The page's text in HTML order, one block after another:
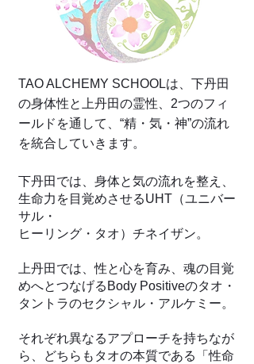
TAO ALCHEMY SCHOOLは、下丹田
の身体性と上丹田の霊性、2つのフィ
ールドを通して、“精・気・神”の流れ
を統合していきます。
下丹田では、身体と気の流れを整え、
生命力を目覚めさせるUHT（ユニバー
サル・
ヒーリング・タオ）チネイザン。
上丹田では、性と心を育み、魂の目覚
めへとつなげるBody Positiveのタオ・
タントラのセクシャル・アルケミー。
それぞれ異なるアプローチを持ちなが
ら、どちらもタオの本質である「性命